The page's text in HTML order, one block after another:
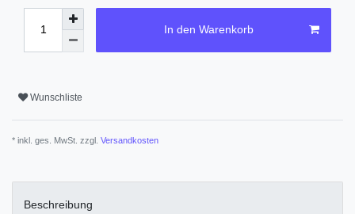
In den Warenkorb
Wunschliste
* inkl. ges. MwSt. zzgl. Versandkosten
Beschreibung